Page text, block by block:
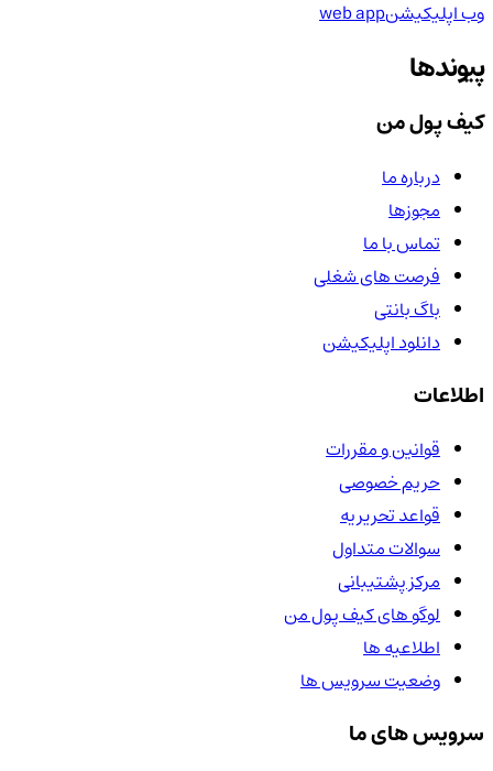
وب اپلیکیشنweb app
پیوندها
کیف پول من
درباره ما
مجوزها
تماس با ما
فرصت های شغلی
باگ بانتی
دانلود اپلیکیشن
اطلاعات
قوانین و مقررات
حریم خصوصی
قواعد تحریریه
سوالات متداول
مرکز پشتیبانی
لوگو های کیف پول من
اطلاعیه ها
وضعیت سرویس ها
سرویس های ما